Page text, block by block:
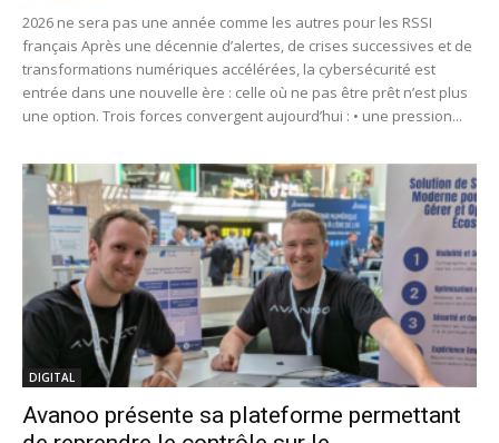
2026 ne sera pas une année comme les autres pour les RSSI
français Après une décennie d’alertes, de crises successives et de
transformations numériques accélérées, la cybersécurité est
entrée dans une nouvelle ère : celle où ne pas être prêt n’est plus
une option. Trois forces convergent aujourd’hui : • une pression...
DIGITAL
Avanoo présente sa plateforme permettant